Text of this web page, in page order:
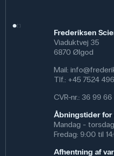
Frederiksen
Viaduktvej 35
6870 Ølgod
Mail:
Tlf.: +45 7524
CVR-nr.: 36 99 66
Åbningstider for
Mandag -
Fredag: 9:00 til
Afhentning af